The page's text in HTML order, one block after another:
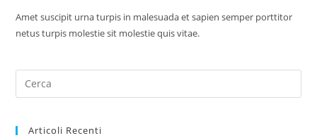
Amet suscipit urna turpis in malesuada et sapien semper porttitor
netus turpis molestie sit molestie quis vitae.
Articoli Recenti